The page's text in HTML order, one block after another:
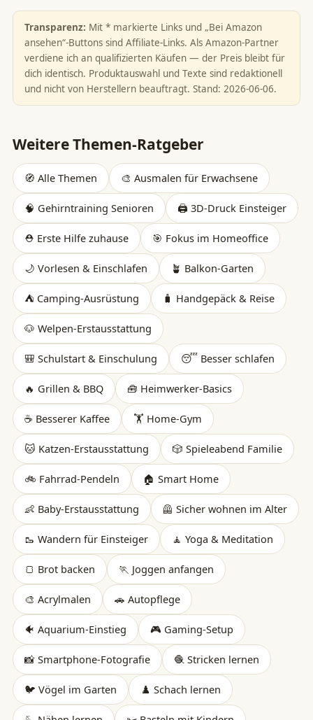
Transparenz: Mit * markierte Links und „Bei Amazon
ansehen“-Buttons sind Affiliate-Links. Als Amazon-Partner
verdiene ich an qualifizierten Käufen — der Preis bleibt für
dich identisch. Produktauswahl und Texte sind redaktionell
und nicht von Herstellern beauftragt. Stand: 2026-06-06.
Weitere Themen-Ratgeber
🧭 Alle Themen 🎨 Ausmalen für Erwachsene
🧠 Gehirntraining Senioren 🖨️ 3D-Druck Einsteiger
⛑️ Erste Hilfe zuhause 🎯 Fokus im Homeoffice
🌙 Vorlesen & Einschlafen 🪴 Balkon-Garten
⛺ Camping-Ausrüstung 🧳 Handgepäck & Reise
🐶 Welpen-Erstausstattung
🎒 Schulstart & Einschulung 😴 Besser schlafen
🔥 Grillen & BBQ 🧰 Heimwerker-Basics
☕ Besserer Kaffee 🏋️ Home-Gym
🐱 Katzen-Erstausstattung 🎲 Spieleabend Familie
🚲 Fahrrad-Pendeln 🏠 Smart Home
👶 Baby-Erstausstattung 🦺 Sicher wohnen im Alter
🥾 Wandern für Einsteiger 🧘 Yoga & Meditation
🍞 Brot backen 🏃 Joggen anfangen
🎨 Acrylmalen 🚗 Autopflege
🐠 Aquarium-Einstieg 🎮 Gaming-Setup
📸 Smartphone-Fotografie 🧶 Stricken lernen
🐦 Vögel im Garten ♟️ Schach lernen